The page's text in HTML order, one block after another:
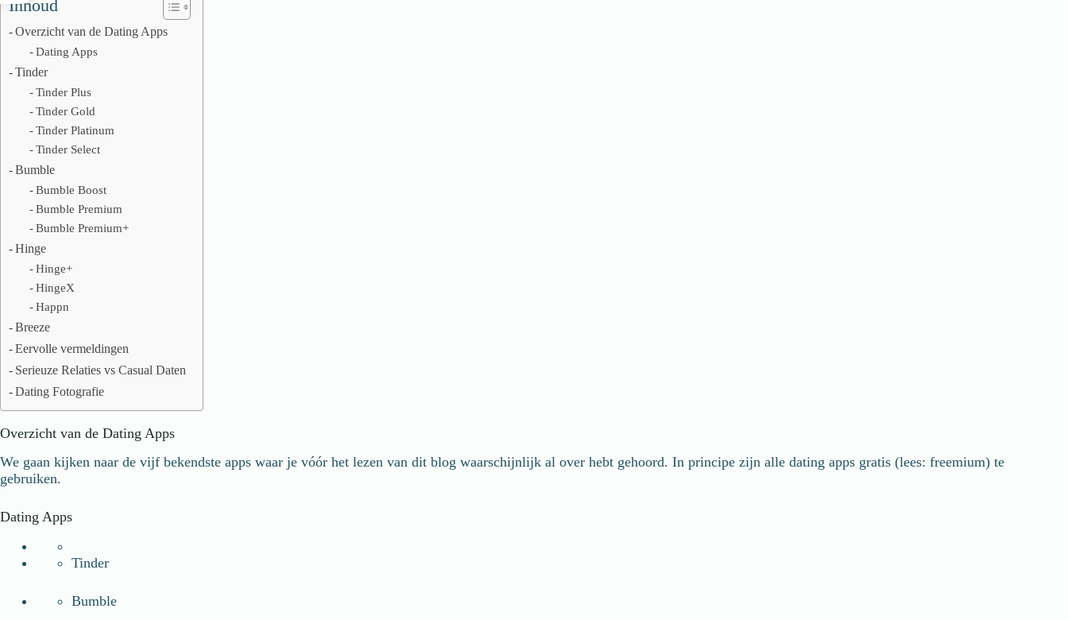
Inhoud
Overzicht van de Dating Apps
Dating Apps
Tinder
Tinder Plus
Tinder Gold
Tinder Platinum
Tinder Select
Bumble
Bumble Boost
Bumble Premium
Bumble Premium+
Hinge
Hinge+
HingeX
Happn
Breeze
Eervolle vermeldingen
Serieuze Relaties vs Casual Daten
Dating Fotografie
Overzicht van de Dating Apps
We gaan kijken naar de vijf bekendste apps waar je vóór het lezen van dit blog waarschijnlijk al over hebt gehoord. In principe zijn alle dating apps gratis (lees: freemium) te
gebruiken.
Dating Apps
Tinder
Bumble